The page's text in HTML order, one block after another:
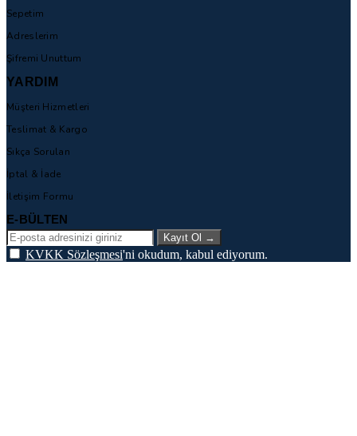
Sepetim
Adreslerim
Şifremi Unuttum
YARDIM
Müşteri Hizmetleri
Teslimat & Kargo
Sıkça Sorulan
İptal & İade
İletişim Formu
E-BÜLTEN
Kayıt Ol →
KVKK Sözleşmesi'ni okudum, kabul ediyorum.